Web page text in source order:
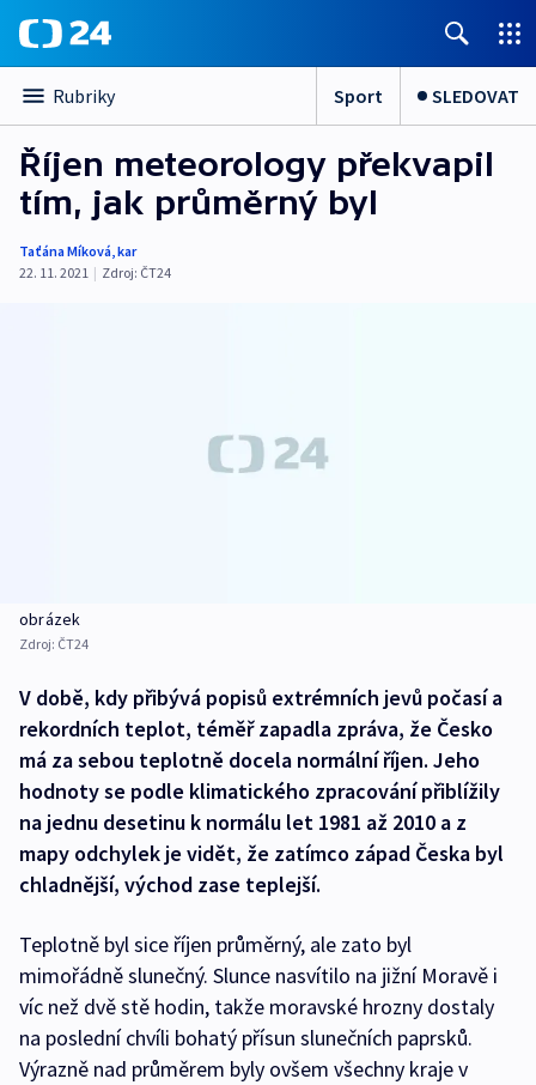
Rubriky Sport SLEDOVAT
Říjen meteorology překvapil
tím, jak průměrný byl
Taťána Míková,kar
22. 11. 2021 | Zdroj: ČT24
obrázek
Zdroj: ČT24
V době, kdy přibývá popisů extrémních jevů počasí a
rekordních teplot, téměř zapadla zpráva, že Česko
má za sebou teplotně docela normální říjen. Jeho
hodnoty se podle klimatického zpracování přiblížily
na jednu desetinu k normálu let 1981 až 2010 a z
mapy odchylek je vidět, že zatímco západ Česka byl
chladnější, východ zase teplejší.
Teplotně byl sice říjen průměrný, ale zato byl
mimořádně slunečný. Slunce nasvítilo na jižní Moravě i
víc než dvě stě hodin, takže moravské hrozny dostaly
na poslední chvíli bohatý přísun slunečních paprsků.
Výrazně nad průměrem byly ovšem všechny kraje v